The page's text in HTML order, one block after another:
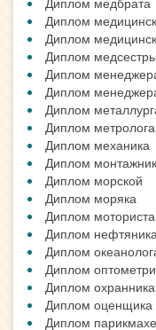
Диплом
Диплом
Диплом медсестры
Диплом
Диплом
Диплом
Диплом метролога
Диплом механика
Диплом
Диплом морской
Диплом моряка
Диплом моториста
Диплом
Диплом
Диплом
Диплом охранника
Диплом оценщика
Диплом